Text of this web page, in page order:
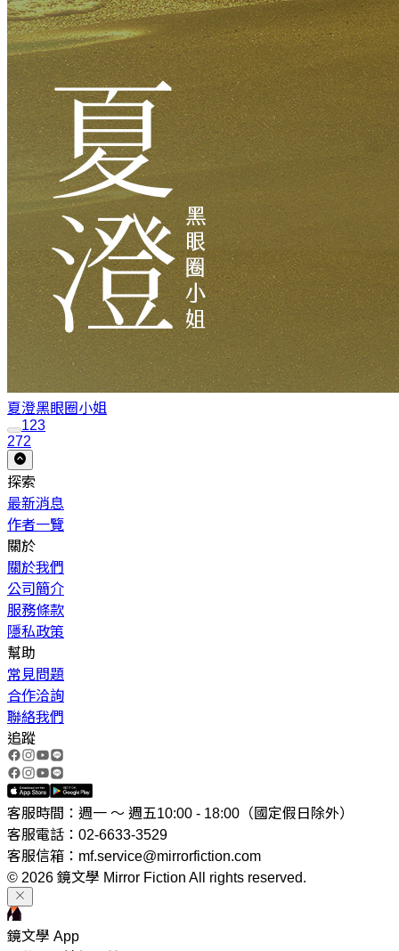
夏澄黑眼圈小姐
123
272
探索
最新消息
作者一覽
關於
關於我們
公司簡介
服務條款
隱私政策
幫助
常見問題
合作洽詢
聯絡我們
追蹤
客服時間：週一 ～ 週五10:00 - 18:00（國定假日除外）
客服電話：02-6633-3529
客服信箱：mf.service@mirrorfiction.com
© 2026 鏡文學 Mirror Fiction All rights reserved.
鏡文學 App